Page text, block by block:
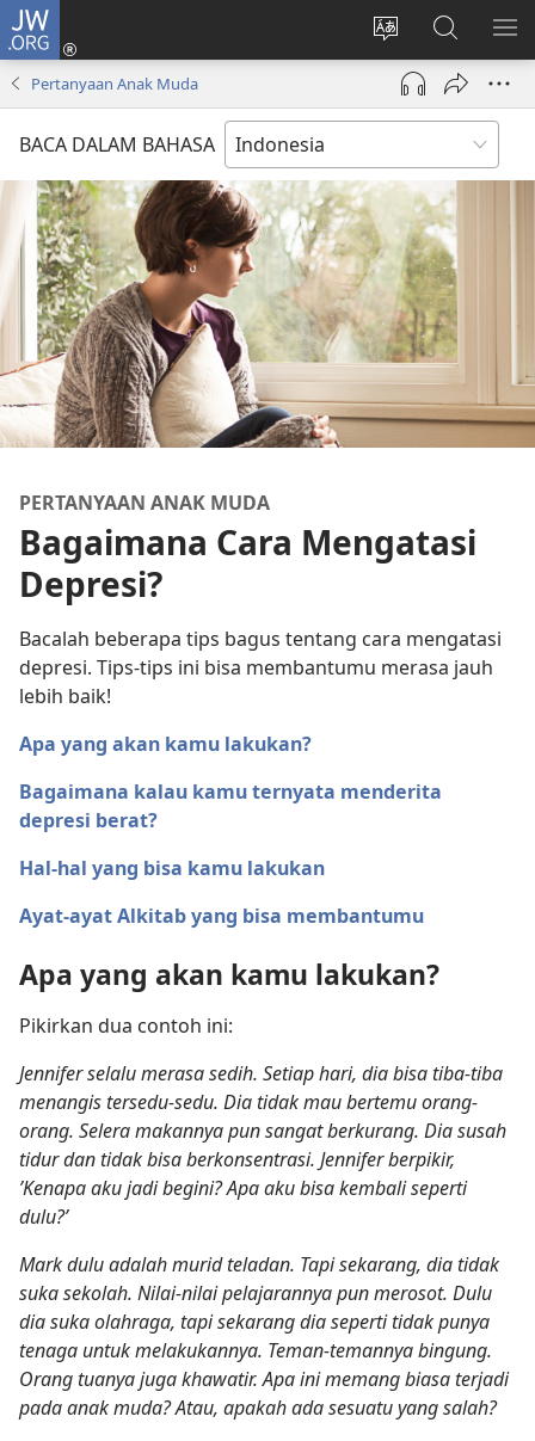
JW.ORG
Ganti
bahasa
situs
Log
(terbuka
window
Cari
di
JW.ORG
Pertanyaan Anak Muda
BACA DALAM BAHASA
PERTANYAAN ANAK MUDA
Bagaimana Cara Mengatasi
Depresi?
Bacalah beberapa tips bagus tentang cara mengatasi
depresi. Tips-tips ini bisa membantumu merasa jauh
lebih baik!
Apa yang akan kamu lakukan?
Bagaimana kalau kamu ternyata menderita
depresi berat?
Hal-hal yang bisa kamu lakukan
Ayat-ayat Alkitab yang bisa membantumu
Apa yang akan kamu lakukan?
Pikirkan dua contoh ini:
Jennifer selalu merasa sedih. Setiap hari, dia bisa tiba-tiba
menangis tersedu-sedu. Dia tidak mau bertemu orang-
orang. Selera makannya pun sangat berkurang. Dia susah
tidur dan tidak bisa berkonsentrasi. Jennifer berpikir,
’Kenapa aku jadi begini? Apa aku bisa kembali seperti
dulu?’
Mark dulu adalah murid teladan. Tapi sekarang, dia tidak
suka sekolah. Nilai-nilai pelajarannya pun merosot. Dulu
dia suka olahraga, tapi sekarang dia seperti tidak punya
tenaga untuk melakukannya. Teman-temannya bingung.
Orang tuanya juga khawatir. Apa ini memang biasa terjadi
pada anak muda? Atau, apakah ada sesuatu yang salah?